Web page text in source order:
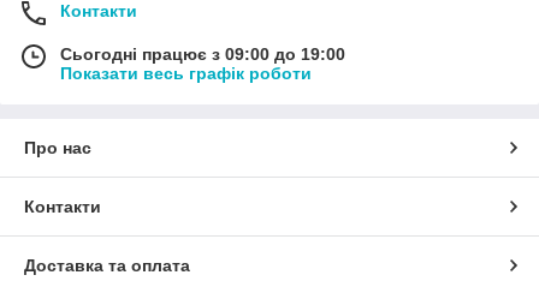
Контакти
Сьогодні працює з 09:00 до 19:00
Показати весь графік роботи
Про нас
Контакти
Доставка та оплата